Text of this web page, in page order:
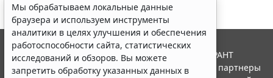
Мы обрабатываем локальные данные
браузера и используем инструменты
аналитики в целях улучшения и обеспечения
работоспособности сайта, статистических
исследований и обзоров. Вы можете
запретить обработку указанных данных в
© ООО "НПП "ГАРАНТ-СЕРВИС", 2026. Система ГАРАНТ
выпускается с 1990 года. Компания "Гарант" и ее партнеры